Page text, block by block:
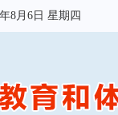
8月6日 星期四